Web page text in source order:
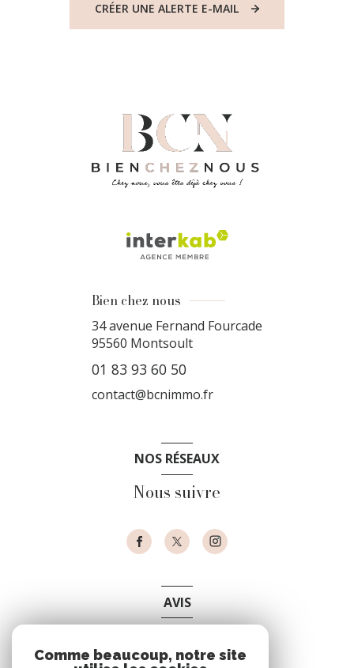
CRÉER UNE ALERTE E-MAIL
Bien chez nous
34 avenue Fernand Fourcade
95560 Montsoult
01 83 93 60 50
contact@bcnimmo.fr
NOS RÉSEAUX
Nous suivre
AVIS
Comme beaucoup, notre site